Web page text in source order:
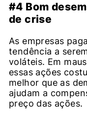
#4 Bom
de crise
As empresas
tendência a
voláteis. Em
essas ações
melhor que as
ajudam a
preço das ações.